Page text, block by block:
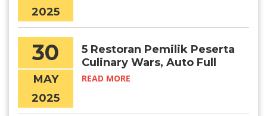
2025
30
MAY
2025
5 Restoran Pemilik Peserta
Culinary Wars, Auto Full
Booked!
READ MORE